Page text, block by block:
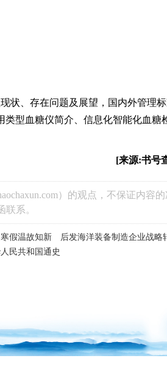
状、存在问题及展望，国内外管理
型血糖仪简介、信息化智能化血糖
[来源:书号
）的观点，不保证内容
系。
假温故知新
后发海洋装备制造企业战略
民共和国通史